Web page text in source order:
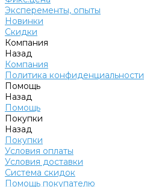
Эксперементы, опыты
Новинки
Скидки
Компания
Назад
Компания
Политика конфиденциальности
Помощь
Назад
Помощь
Покупки
Назад
Покупки
Условия оплаты
Условия доставки
Система скидок
Помощь покупателю